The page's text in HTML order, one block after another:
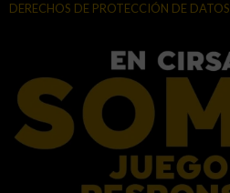
DERECHOS DE PROTECCIÓN DE DATOS